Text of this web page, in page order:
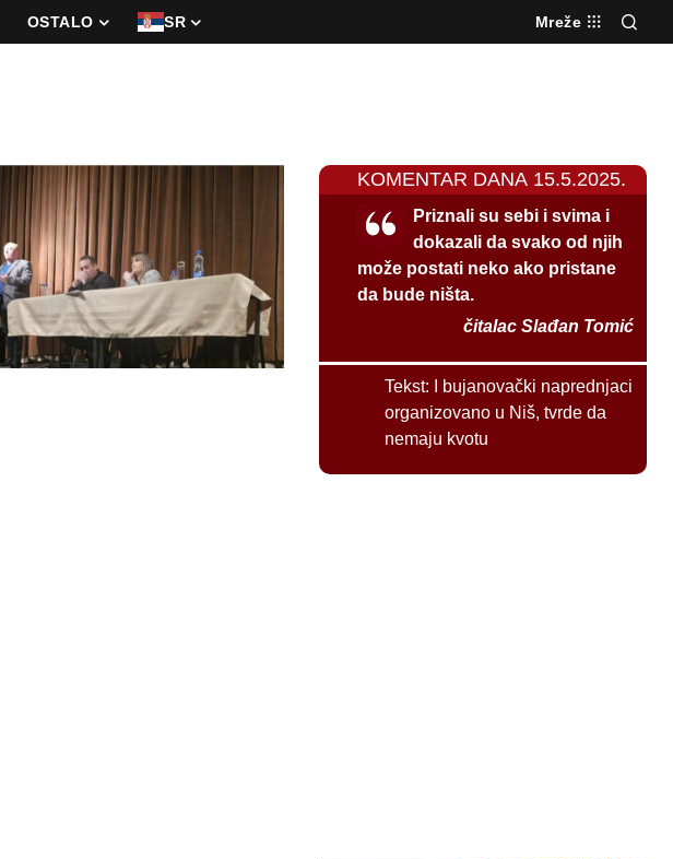
OSTALO SR Mreže
KOMENTAR DANA 15.5.2025.
Priznali su sebi i svima i
dokazali da svako od njih
može postati neko ako pristane
da bude ništa.
čitalac Slađan Tomić
Tekst:
I bujanovački naprednjaci
organizovano u Niš, tvrde da
nemaju kvotu